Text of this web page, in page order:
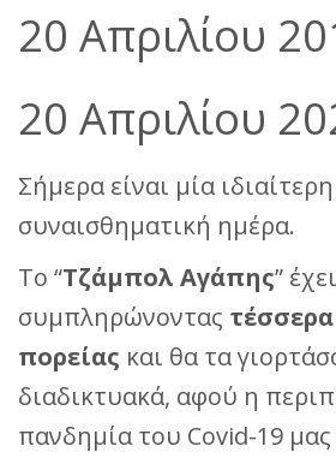
20 Απριλίου
20 Απριλίου
Σήμερα είναι μία ιδιαίτερη
συναισθηματική ημέρα.
Το “Τζάμπολ Αγάπης”
συμπληρώνοντας
πορείας και θα τα
διαδικτυακά, αφού η
πανδημία του Covid-19 μας